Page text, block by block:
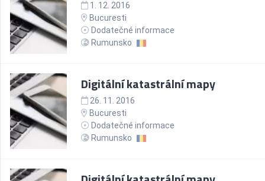
1. 12. 2016
Bucuresti
Dodatečné informace
Rumunsko
Digitální katastrální mapy
26. 11. 2016
Bucuresti
Dodatečné informace
Rumunsko